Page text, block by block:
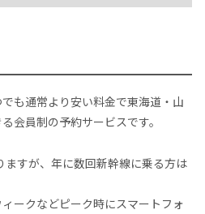
も通常より安い料金で東海道・山
会員制の予約サービスです。
すが、年に数回新幹線に乗る方は
ークなどピーク時にスマートフォ